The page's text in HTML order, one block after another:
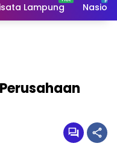
Lampung